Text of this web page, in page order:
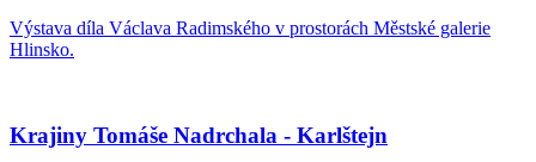
Výstava díla Václava Radimského v prostorách Městské galerie
Hlinsko.
Krajiny Tomáše Nadrchala - Karlštejn